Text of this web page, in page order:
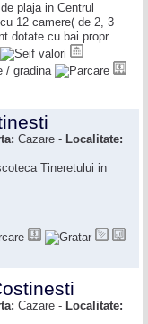
plaja in Centrul
12 camere( de 2, 3
dotate cu bai propr...
Cazare - Localitate:
Tineretului in
Cazare - Localitate: